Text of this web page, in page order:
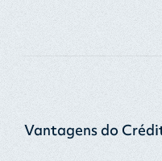
Vantagens do